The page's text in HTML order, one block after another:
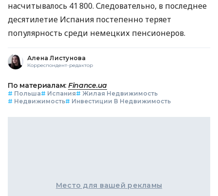
насчитывалось 41 800. Следовательно, в последнее
десятилетие Испания постепенно теряет
популярность среди немецких пенсионеров.
Алена Листунова
Корреспондент-редактор
По материалам: Finance.ua
# Польша# Испания# Жилая Недвижимость
# Недвижимость# Инвестиции В Недвижимость
Место для вашей рекламы